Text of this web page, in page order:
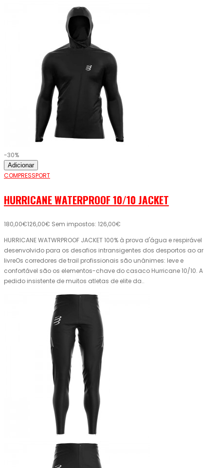
-30%
Adicionar
COMPRESSPORT
HURRICANE WATERPROOF 10/10 JACKET
180,00€126,00€ Sem impostos: 126,00€
HURRICANE WATWRPROOF JACKET 100% à prova d'água e respirável
desenvolvido para os desafios intransigentes dos desportos ao ar
livreOs corredores de trail profissionais são unânimes: leve e
confortável são os elementos-chave do casaco Hurricane 10/10. A
pedido insistente de muitos atletas de elite da..